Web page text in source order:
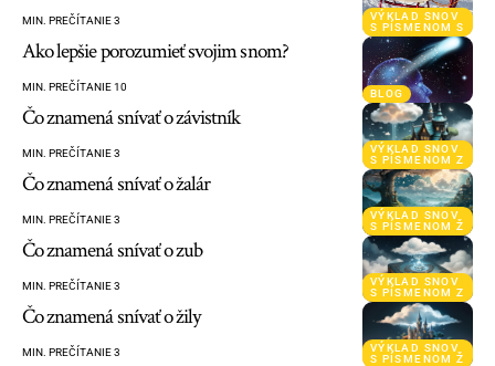
VÝKLAD SNOV
S PÍSMENOM S
MIN. PREČÍTANIE 3
BLOG
Ako lepšie porozumieť svojim snom?
MIN. PREČÍTANIE 10
VÝKLAD SNOV
S PÍSMENOM Z
Čo znamená snívať o závistník
MIN. PREČÍTANIE 3
VÝKLAD SNOV
S PÍSMENOM Ž
Čo znamená snívať o žalár
MIN. PREČÍTANIE 3
VÝKLAD SNOV
S PÍSMENOM Z
Čo znamená snívať o zub
MIN. PREČÍTANIE 3
VÝKLAD SNOV
S PÍSMENOM Ž
Čo znamená snívať o žily
MIN. PREČÍTANIE 3